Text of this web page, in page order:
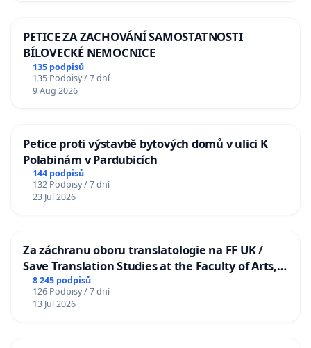
PETICE ZA ZACHOVÁNÍ SAMOSTATNOSTI
BÍLOVECKÉ NEMOCNICE
135 podpisů
135 Podpisy / 7 dní
9 Aug 2026
Petice proti výstavbě bytových domů v ulici K
Polabinám v Pardubicích
144 podpisů
132 Podpisy / 7 dní
23 Jul 2026
Za záchranu oboru translatologie na FF UK /
Save Translation Studies at the Faculty of Arts,
Charles University
8 245 podpisů
126 Podpisy / 7 dní
13 Jul 2026